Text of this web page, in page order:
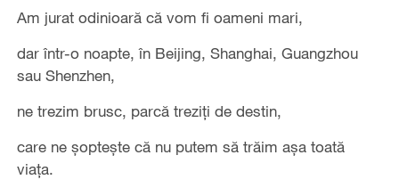
Am jurat odinioară că vom fi oameni mari,
dar într-o noapte, în Beijing, Shanghai, Guangzhou
sau Shenzhen,
ne trezim brusc, parcă treziți de destin,
care ne șoptește că nu putem să trăim așa toată
viața.